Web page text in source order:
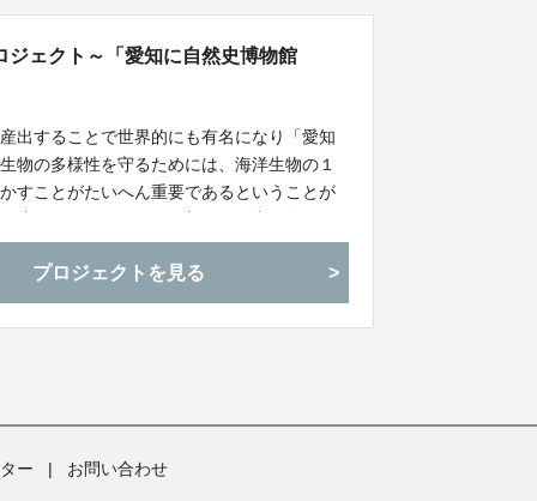
ェクト～「愛知に自然史博物館
出することで世界的にも有名になり「愛知
物の多様性を守るためには、海洋生物の１
すことがたいへん重要であるということが
が必要となり、４０年ぶりに本格的な公開
用を捻出するためのご支援をお願いいたし
プロジェクトを見る
ー | お問い合わせ